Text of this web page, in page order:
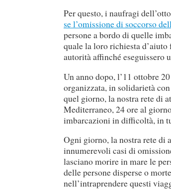
Per questo, i naufragi
se l’omissione di soccorso
persone a bordo di quelle
quale la loro richiesta
autorità affinché eseguissero
Un anno dopo, l’11 ottobre
organizzata, in solidarietà
quel giorno, la nostra rete di
Mediterraneo, 24 ore al
imbarcazioni in difficoltà, in
Ogni giorno, la nostra rete di
innumerevoli casi di
lasciano morire in mare le
delle persone disperse o
nell’intraprendere questi